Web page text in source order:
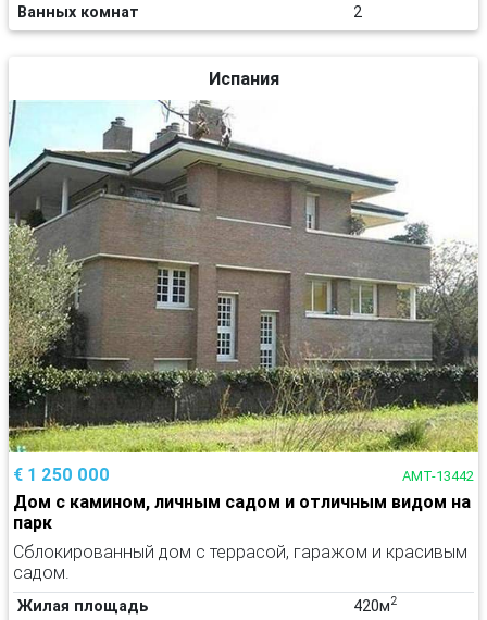
Ванных комнат
2
Испания
€ 1 250 000 AMT-13442
Дом с камином, личным садом и отличным видом на
парк
Сблокированный дом с террасой, гаражом и красивым
садом.
Жилая площадь 420м2